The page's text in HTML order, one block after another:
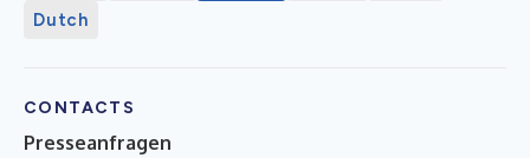
Dutch
CONTACTS
Presseanfragen